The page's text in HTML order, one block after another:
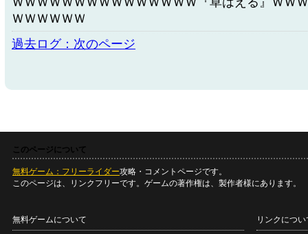
ＷＷＷＷＷＷ
過去ログ：次のページ
このページについて
無料ゲーム：フリーライダー攻略・コメントページです。
このページは、リンクフリーです。ゲームの著作権は、製作者様にあります。
無料ゲームについて リンクについ